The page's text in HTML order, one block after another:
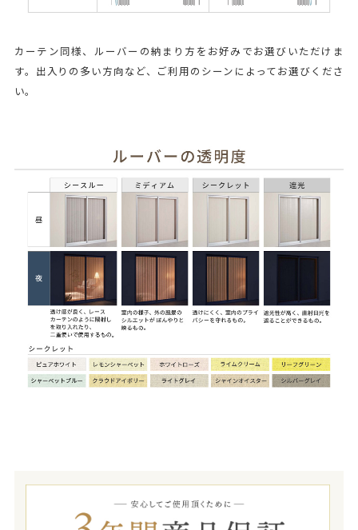
カーテン同様、ルーバーの納まり方をお好みでお選びいただけま
す。出入りの多い方向など、ご利用のシーンによってお選びくださ
い。